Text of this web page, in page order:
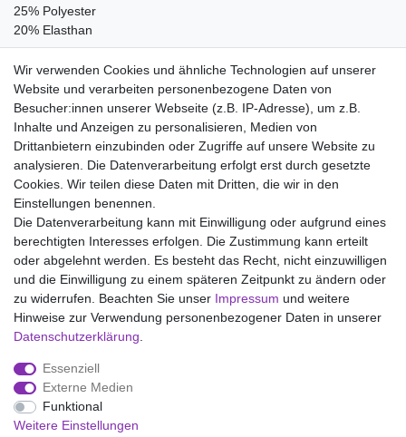
25% Polyester
20% Elasthan
Pflegehinweise:
Waschen bei 40°C, Nicht bleichen, Nicht im Tumbler trocknen,
Handwarm bügeln Stufe 1, Nicht chemisch reinigen
Wir liefern mit DHL (auch Samstags)
Kostenloser Versand
14 Tage Rückgaberecht
Impressum Daten­schutz­erklärung AGB
Widerrufs­recht
Wir verwenden Cookies und ähnliche Technologien auf unserer
Website und verarbeiten personenbezogene Daten von
Besucher:innen unserer Webseite (z.B. IP-Adresse), um z.B.
Inhalte und Anzeigen zu personalisieren, Medien von
Drittanbietern einzubinden oder Zugriffe auf unsere Website zu
analysieren. Die Datenverarbeitung erfolgt erst durch gesetzte
Cookies. Wir teilen diese Daten mit Dritten, die wir in den
Einstellungen benennen.
Die Datenverarbeitung kann mit Einwilligung oder aufgrund eines
berechtigten Interesses erfolgen. Die Zustimmung kann erteilt
oder abgelehnt werden. Es besteht das Recht, nicht einzuwilligen
und die Einwilligung zu einem späteren Zeitpunkt zu ändern oder
zu widerrufen. Beachten Sie unser Impressum und weitere
Hinweise zur Verwendung personenbezogener Daten in unserer
Daten­schutz­erklärung
Essenziell
Externe Medien
Funktional
Weitere Einstellungen